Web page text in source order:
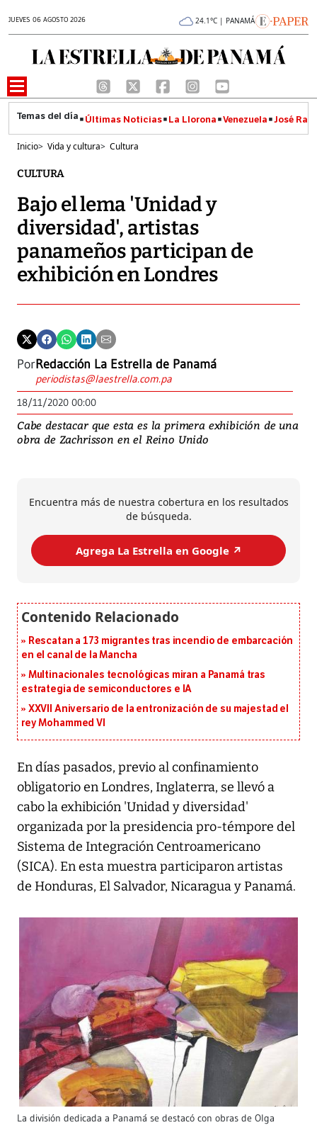
JUEVES 06 AGOSTO 2026 24.1°C | PANAMÁ
Últimas Noticias La Llorona Venezuela José
Inicio> Vida y cultura> Cultura
CULTURA
Bajo el lema 'Unidad y
diversidad', artistas
panameños participan de
exhibición en Londres
PorRedacción La Estrella de Panamá
periodistas@laestrella.com.pa
18/11/2020 00:00
Cabe destacar que esta es la primera exhibición de una
obra de Zachrisson en el Reino Unido
Encuentra más de nuestra cobertura en los resultados
de búsqueda.
Agrega La Estrella en Google ↗️
Rescatan a 173 migrantes tras incendio de embarcación
en el canal de la Mancha
Multinacionales tecnológicas miran a Panamá tras
estrategia de semiconductores e IA
XXVII Aniversario de la entronización de su majestad el
rey Mohammed VI
En días pasados, previo al confinamiento
obligatorio en Londres, Inglaterra, se llevó a
cabo la exhibición 'Unidad y diversidad'
organizada por la presidencia pro-témpore del
Sistema de Integración Centroamericano
(SICA). En esta muestra participaron artistas
de Honduras, El Salvador, Nicaragua y Panamá.
La división dedicada a Panamá se destacó con obras de Olga